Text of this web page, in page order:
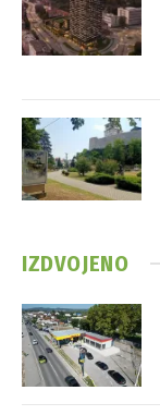
IZDVOJENO